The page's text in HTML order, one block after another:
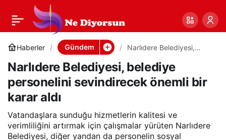
Haberler Gündem
Narlıdere Belediyesi,
sevindirecek önemli bir
karar aldı
Narlıdere Belediyesi, belediye
personelini sevindirecek önemli bir
karar aldı
Vatandaşlara sunduğu hizmetlerin kalitesi ve
verimliliğini artırmak için çalışmalar yürüten Narlıdere
Belediyesi, diğer yandan da personelin sosyal
Narlıdere Belediyesi,
belediye personelini
sevindirecek önemli
bir karar aldı
Paylaş